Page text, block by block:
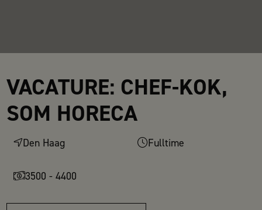
VACATURE: CHEF-KOK,
SOM HORECA
Den Haag Fulltime
3500 - 4400